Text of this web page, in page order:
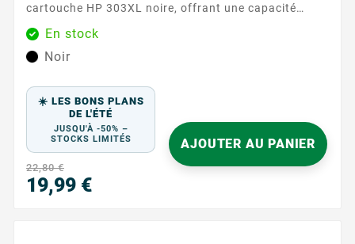
cartouche HP 303XL noire, offrant une capacité
d'impression de 600 pages. Parfaite pour les
utilisateurs intensifs, cette cartouche garantit une
performance durable et réduit les interruptions
d'encre avancée permet de produire des textes clairs
et des graphiques détaillés, assurant une...
En stock
Noir
☀️ LES BONS PLANS
DE L'ÉTÉ
JUSQU'À -50% –
STOCKS LIMITÉS
22,80 €
19,99 €
AJOUTER AU PANIER